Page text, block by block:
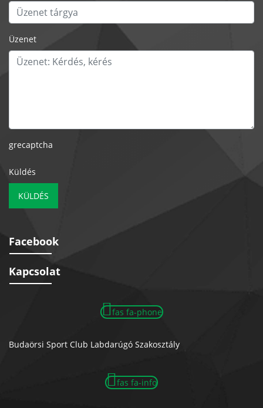
Üzenet
grecaptcha
Küldés
KÜLDÉS
Facebook
Kapcsolat
fas fa-phone
Budaörsi Sport Club Labdarúgó Szakosztály
fas fa-info